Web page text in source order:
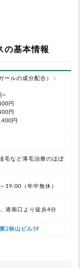
の基本情報
ールの成分配合）：
~
円
円
円
毛など薄毛治療のほぼ
19:00（年中無休）
港南口より徒歩4分
2秋山ビル5F